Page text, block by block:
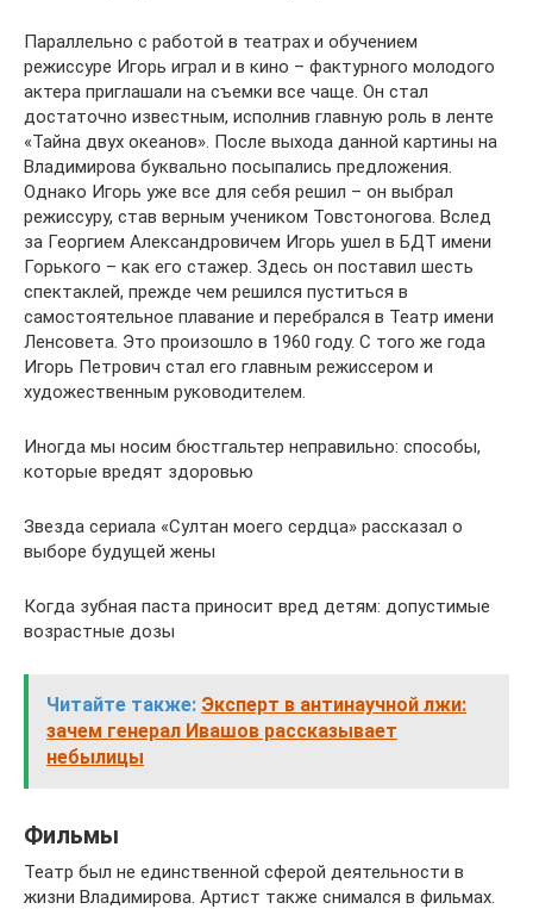
Параллельно с работой в театрах и обучением
режиссуре Игорь играл и в кино – фактурного молодого
актера приглашали на съемки все чаще. Он стал
достаточно известным, исполнив главную роль в ленте
«Тайна двух океанов». После выхода данной картины на
Владимирова буквально посыпались предложения.
Однако Игорь уже все для себя решил – он выбрал
режиссуру, став верным учеником Товстоногова. Вслед
за Георгием Александровичем Игорь ушел в БДТ имени
Горького – как его стажер. Здесь он поставил шесть
спектаклей, прежде чем решился пуститься в
самостоятельное плавание и перебрался в Театр имени
Ленсовета. Это произошло в 1960 году. С того же года
Игорь Петрович стал его главным режиссером и
художественным руководителем.
Иногда мы носим бюстгальтер неправильно: способы,
которые вредят здоровью
Звезда сериала «Султан моего сердца» рассказал о
выборе будущей жены
Когда зубная паста приносит вред детям: допустимые
возрастные дозы
Читайте также: Эксперт в антинаучной лжи:
зачем генерал Ивашов рассказывает
небылицы
Фильмы
Театр был не единственной сферой деятельности в
жизни Владимирова. Артист также снимался в фильмах.